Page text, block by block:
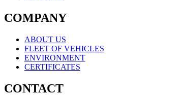
COMPANY
ABOUT US
FLEET OF VEHICLES
ENVIRONMENT
CERTIFICATES
CONTACT